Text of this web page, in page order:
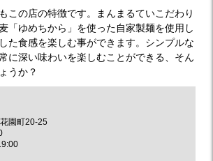
この店の特徴です。まんまるていこだわり
「ゆめちから」を使った自家製麺を使用し
た食感を楽しむ事ができます。シンプルな
に深い味わいを楽しむことができる、そん
うか？
園町20-25